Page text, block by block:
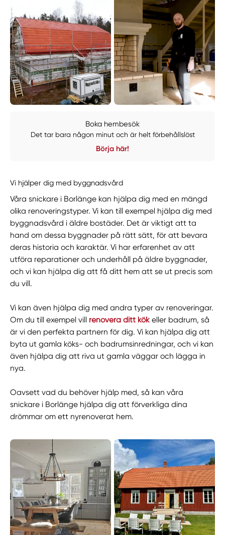
Boka hembesök
Det tar bara någon minut och är helt förbehållslöst
Börja här!
Vi hjälper dig med byggnadsvård
Våra snickare i Borlänge kan hjälpa dig med en mängd
olika renoveringstyper. Vi kan till exempel hjälpa dig med
byggnadsvård i äldre bostäder. Det är viktigt att ta
hand om dessa byggnader på rätt sätt, för att bevara
deras historia och karaktär. Vi har erfarenhet av att
utföra reparationer och underhåll på äldre byggnader,
och vi kan hjälpa dig att få ditt hem att se ut precis som
du vill.
Vi kan även hjälpa dig med andra typer av renoveringar.
Om du till exempel vill renovera ditt kök eller badrum, så
är vi den perfekta partnern för dig. Vi kan hjälpa dig att
byta ut gamla köks- och badrumsinredningar, och vi kan
även hjälpa dig att riva ut gamla väggar och lägga in
nya.
Oavsett vad du behöver hjälp med, så kan våra
snickare i Borlänge hjälpa dig att förverkliga dina
drömmar om ett nyrenoverat hem.